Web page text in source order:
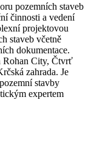
pozemních staveb
činnosti a vedení
projektovou
staveb včetně
dokumentace.
Rohan City, Čtvrť
zahrada. Je
stavby
expertem